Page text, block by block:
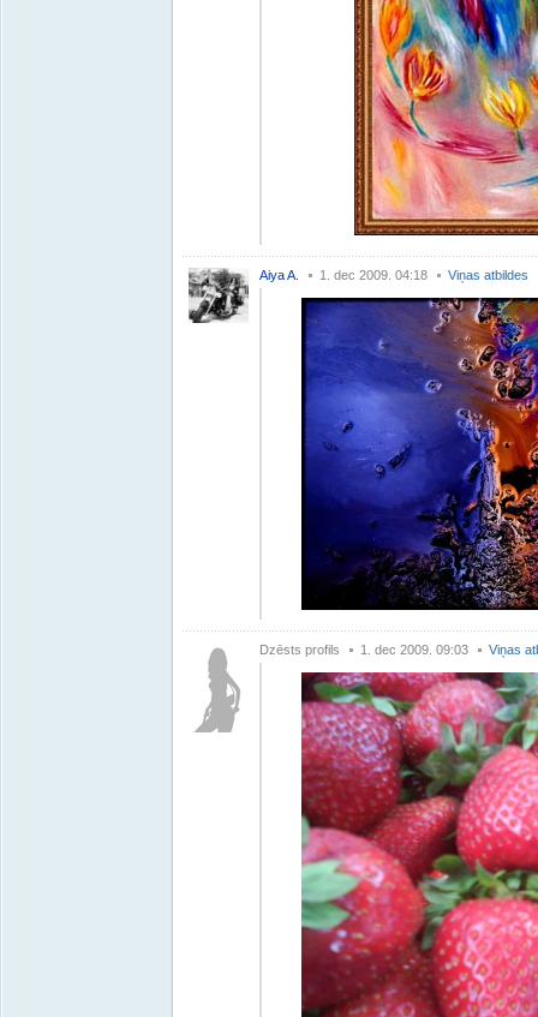
Aiya A. 1. dec 2009. 04:18 Viņas atbildes
Dzēsts profils 1. dec 2009. 09:03 Viņas